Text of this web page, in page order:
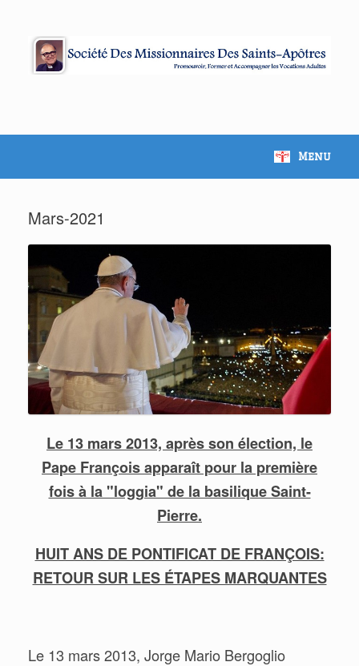
content
Menu
Mars-2021
Le 13 mars 2013, après son élection, le
Pape François apparaît pour la première
fois à la "loggia" de la basilique Saint-
Pierre.
HUIT ANS DE PONTIFICAT DE FRANÇOIS:
RETOUR SUR LES ÉTAPES MARQUANTES
Le 13 mars 2013, Jorge Mario Bergoglio